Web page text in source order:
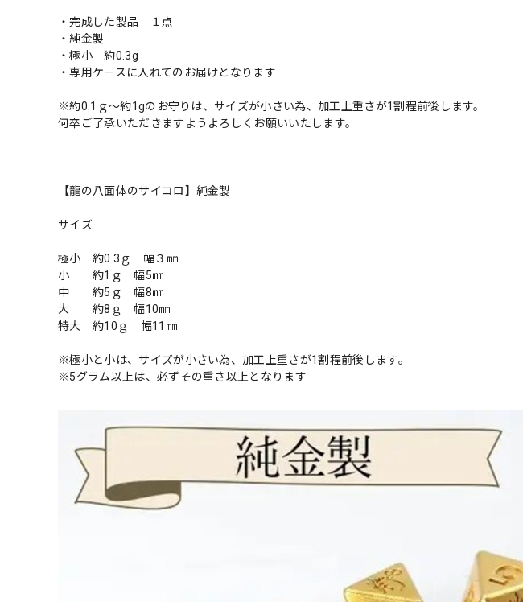
・完成した製品 １点
・純金製
・極小 約0.3g
・専用ケースに入れてのお届けとなります
※約0.1ｇ〜約1gのお守りは、サイズが小さい為、加工上重さが1割程前後します。
何卒ご了承いただきますようよろしくお願いいたします。
【龍の八面体のサイコロ】純金製
サイズ
極小 約0.3ｇ 幅３㎜
小 約1ｇ 幅5㎜
中 約5ｇ 幅8㎜
大 約8ｇ 幅10㎜
特大 約10ｇ 幅11㎜
※極小と小は、サイズが小さい為、加工上重さが1割程前後します。
※5グラム以上は、必ずその重さ以上となります